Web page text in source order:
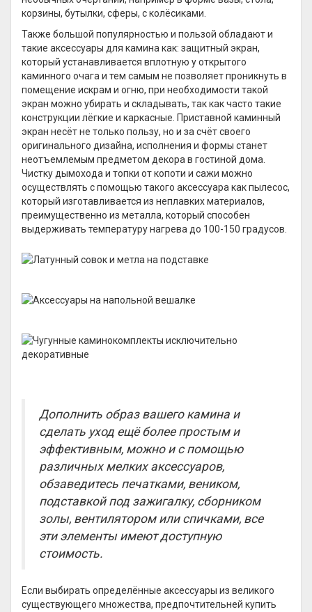
корзины, бутылки, сферы, с колёсиками.
Также большой популярностью и пользой обладают и
такие аксессуары для камина как: защитный экран,
который устанавливается вплотную у открытого
каминного очага и тем самым не позволяет проникнуть в
помещение искрам и огню, при необходимости такой
экран можно убирать и складывать, так как часто такие
конструкции лёгкие и каркасные. Приставной каминный
экран несёт не только пользу, но и за счёт своего
оригинального дизайна, исполнения и формы станет
неотъемлемым предметом декора в гостиной дома.
Чистку дымохода и топки от копоти и сажи можно
осуществлять с помощью такого аксессуара как пылесос,
который изготавливается из неплавких материалов,
преимущественно из металла, который способен
выдерживать температуру нагрева до 100-150 градусов.
Дополнить образ вашего камина и
сделать уход ещё более простым и
эффективным, можно и с помощью
различных мелких аксессуаров,
обзаведитесь печатками, веником,
подставкой под зажигалку, сборником
золы, вентилятором или спичками, все
эти элементы имеют доступную
стоимость.
Если выбирать определённые аксессуары из великого
существующего множества, предпочтительней купить